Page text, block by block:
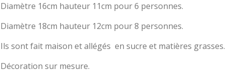
Diamètre 16cm hauteur 11cm pour 6 personnes.
Diamètre 18cm hauteur 12cm pour 8 personnes.
Ils sont fait maison et allégés en sucre et matières grasses.
Décoration sur mesure.